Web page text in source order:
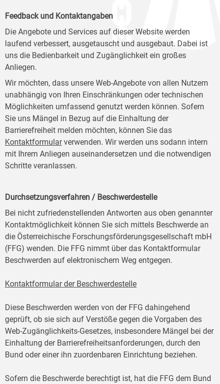
Feedback und Kontaktangaben
Die Angebote und Services auf dieser Website werden
laufend verbessert, ausgetauscht und ausgebaut. Dabei ist
uns die Bedienbarkeit und Zugänglichkeit ein großes
Anliegen.
Wir möchten, dass unsere Web-Angebote von allen Nutzern
unabhängig von Ihren Einschränkungen oder technischen
Möglichkeiten umfassend genutzt werden können. Sofern
Sie uns Mängel in Bezug auf die Einhaltung der
Barrierefreiheit melden möchten, können Sie das
Kontaktformularverwenden. Wir werden uns sodann intern
mit Ihrem Anliegen auseinandersetzen und die notwendigen
Schritte veranlassen.
Durchsetzungsverfahren / Beschwerdestelle
Bei nicht zufriedenstellenden Antworten aus oben genannter
Kontaktmöglichkeit können Sie sich mittels Beschwerde an
die Österreichische Forschungsförderungsgesellschaft mbH
(FFG) wenden. Die FFG nimmt über das Kontaktformular
Beschwerden auf elektronischem Weg entgegen.
Kontaktformular der Beschwerdestelle
Diese Beschwerden werden von der FFG dahingehend
geprüft, ob sie sich auf Verstöße gegen die Vorgaben des
Web-Zugänglichkeits-Gesetzes, insbesondere Mängel bei der
Einhaltung der Barrierefreiheitsanforderungen, durch den
Bund oder einer ihn zuordenbaren Einrichtung beziehen.
Sofern die Beschwerde berechtigt ist, hat die FFG dem Bund